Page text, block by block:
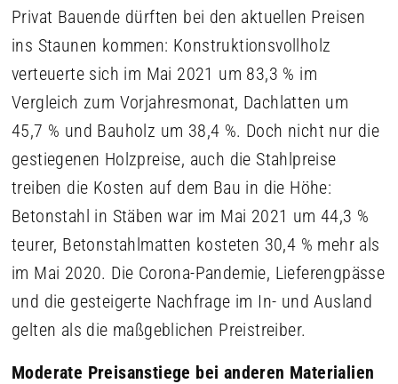
Privat Bauende dürften bei den aktuellen Preisen
ins Staunen kommen: Konstruktionsvollholz
verteuerte sich im Mai 2021 um 83,3 % im
Vergleich zum Vorjahresmonat, Dachlatten um
45,7 % und Bauholz um 38,4 %. Doch nicht nur die
gestiegenen Holzpreise, auch die Stahlpreise
treiben die Kosten auf dem Bau in die Höhe:
Betonstahl in Stäben war im Mai 2021 um 44,3 %
teurer, Betonstahlmatten kosteten 30,4 % mehr als
im Mai 2020. Die Corona-Pandemie, Lieferengpässe
und die gesteigerte Nachfrage im In- und Ausland
gelten als die maßgeblichen Preistreiber.
Moderate Preisanstiege bei anderen Materialien